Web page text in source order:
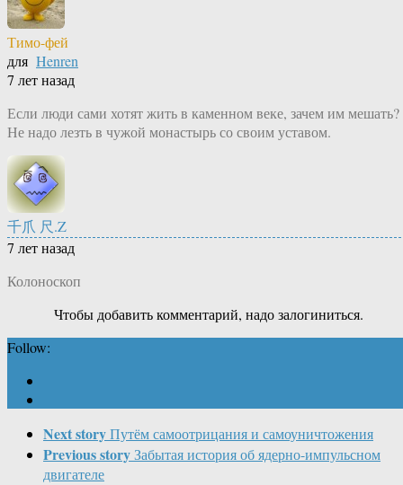
Тимо-фей
для Henren
7 лет назад
Если люди сами хотят жить в каменном веке, зачем им мешать?
Не надо лезть в чужой монастырь со своим уставом.
千爪 尺.Z
7 лет назад
Колоноскоп
Чтобы добавить комментарий, надо залогиниться.
Follow:
Next storyПутём самоотрицания и самоуничтожения
Previous storyЗабытая история об ядерно-импульсном
двигателе